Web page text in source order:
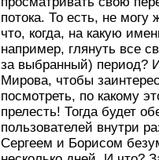
потока. То есть, не
что, когда, на какую
например, глянуть все
за выбранный) период?
Мирова, чтобы
посмотреть, по какому
прелесть! Тогда будет
пользователей внутри
Сергеем и Борисом